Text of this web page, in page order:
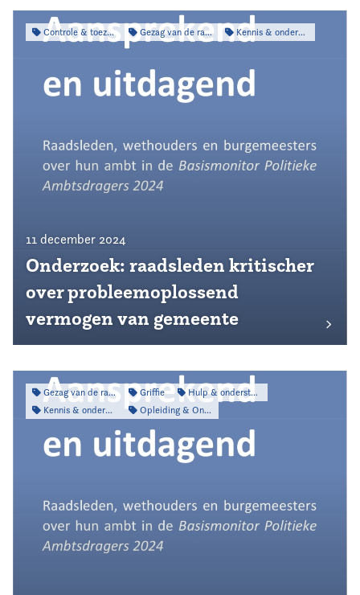
Controle & toezicht Gezag van de raad Kennis & onderzoek
11 december 2024
Onderzoek: raadsleden kritischer
over probleemoplossend
vermogen van gemeente
Gezag van de raad Griffie
Hulp & ondersteuning
Kennis & onderzoek
Opleiding & Ontwikkeling